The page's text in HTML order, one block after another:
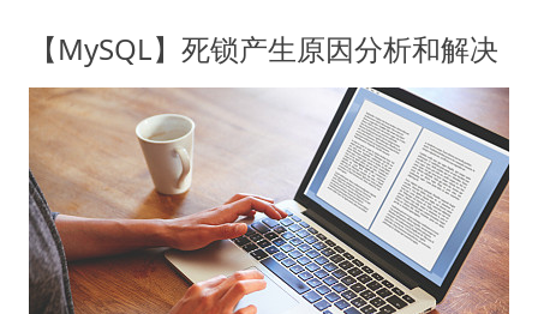
【MySQL】死锁产生原因分析和解决